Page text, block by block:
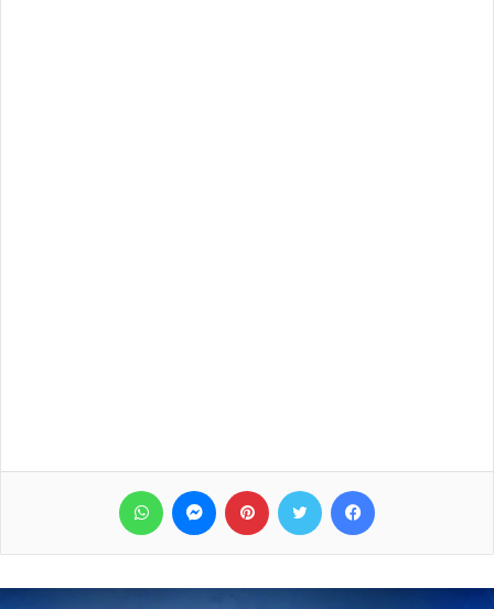
فيسبوك تويتر بينتيريست ماسنجر